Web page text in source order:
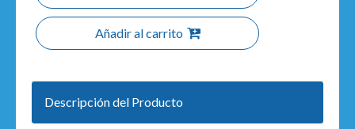
Añadir al carrito
Descripción del Producto